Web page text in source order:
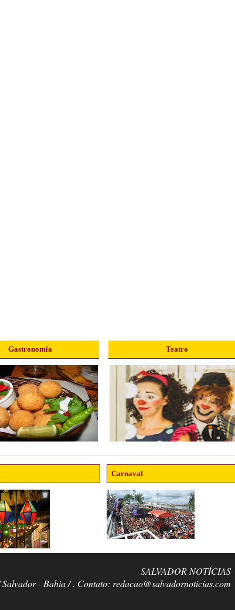
Gastronomia Teatro
Carnaval
SALVADOR NOTÍCIAS
- Bahia / . Contato: redacao@salvadornoticias.com